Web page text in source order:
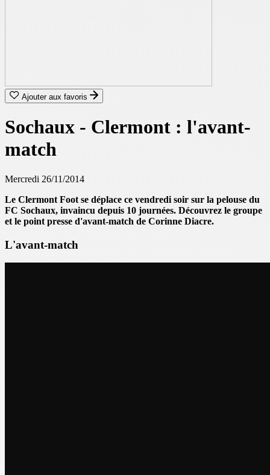
Ajouter aux favoris
Sochaux - Clermont : l'avant-
match
Mercredi 26/11/2014
Le Clermont Foot se déplace ce vendredi soir sur la pelouse du
FC Sochaux, invaincu depuis 10 journées. Découvrez le groupe
et le point presse d'avant-match de Corinne Diacre.
L'avant-match